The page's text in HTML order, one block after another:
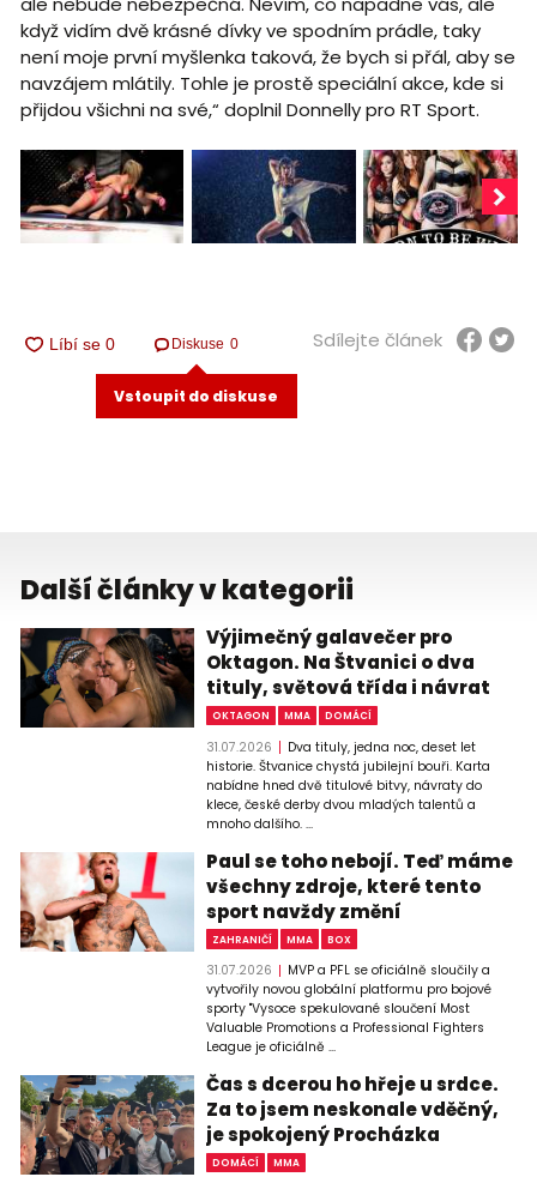
když vidím dvě krásné dívky ve spodním prádle, taky
není moje první myšlenka taková, že bych si přál, aby se
navzájem mlátily. Tohle je prostě speciální akce, kde si
přijdou všichni na své,“ doplnil Donnelly pro RT Sport.
Diskuse 0
Vstoupit do diskuse
Sdílejte článek
Další články v kategorii
Výjimečný galavečer pro
Oktagon. Na Štvanici o dva
tituly, světová třída i návrat
OKTAGON MMA DOMÁCÍ
31.07.2026
Dva tituly, jedna noc, deset let
historie. Štvanice chystá jubilejní bouři. Karta
nabídne hned dvě titulové bitvy, návraty do
klece, české derby dvou mladých talentů a
mnoho dalšího. ...
Paul se toho nebojí. Teď máme
všechny zdroje, které tento
sport navždy změní
ZAHRANIČÍ MMA BOX
31.07.2026
MVP a PFL se oficiálně sloučily a
vytvořily novou globální platformu pro bojové
sporty "Vysoce spekulované sloučení Most
Valuable Promotions a Professional Fighters
League je oficiálně ...
Čas s dcerou ho hřeje u srdce.
Za to jsem neskonale vděčný,
je spokojený Procházka
DOMÁCÍ MMA